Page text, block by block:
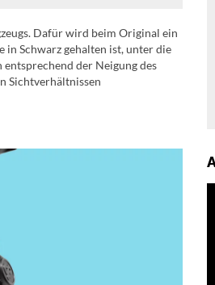
Dafür wird beim Original ein
Schwarz gehalten ist, unter die
der Neigung des
Sichtverhältnissen